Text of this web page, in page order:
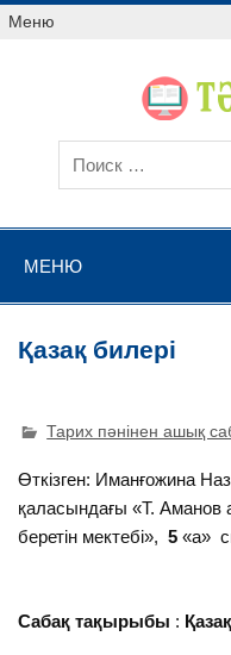
Меню
МЕНЮ
Қазақ билері
Тарих пәнінен ашық
Өткізген: Иманғожина
қаласындағы «Т.
беретін мектебі»,5«а»
Сабақ тақырыбы :